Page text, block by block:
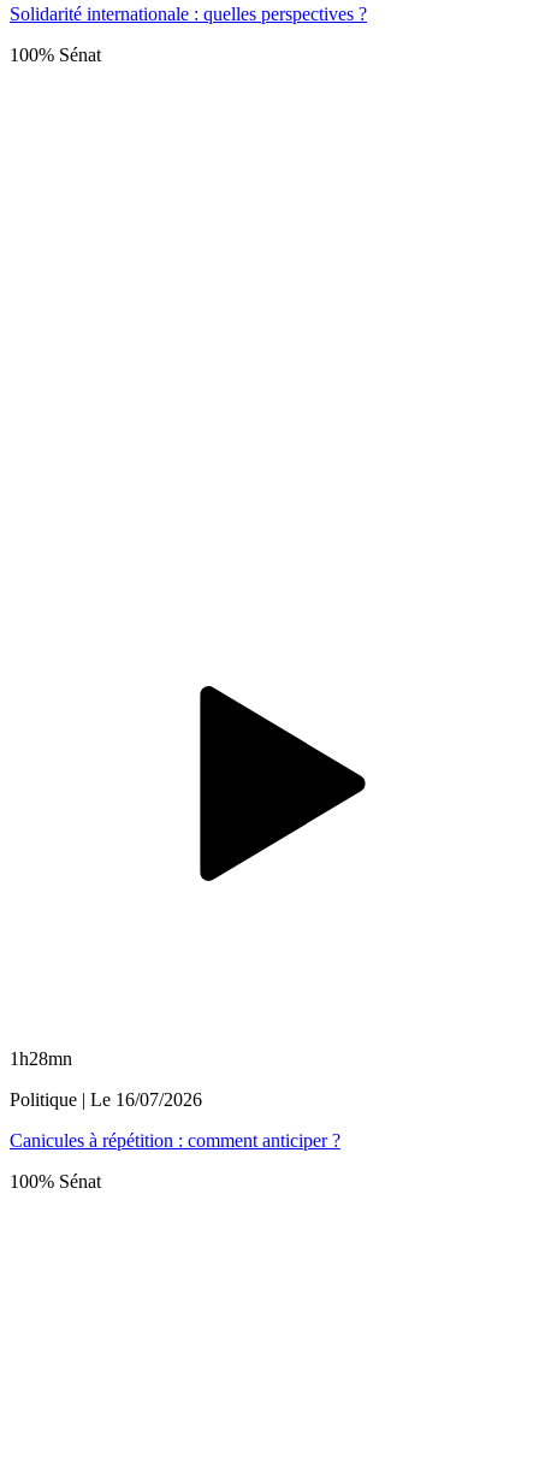
Solidarité internationale : quelles perspectives ?
100% Sénat
1h28mn
Politique | Le 16/07/2026
Canicules à répétition : comment anticiper ?
100% Sénat